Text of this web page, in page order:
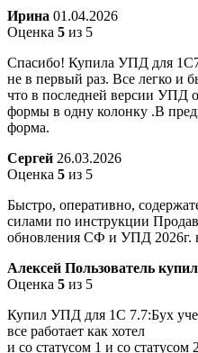
Ирина 01.04.2026
Оценка 5 из 5
Спасибо! Купила УПД для
не в первый раз. Все легко и
что в последней версии УПД
формы в одну колонку .В
форма.
Сергей 26.03.2026
Оценка 5 из 5
Быстро, оперативно,
силами по инструкции
обновления СФ и УПД 2026г.
Алексей Пользователь
Оценка 5 из 5
Купил УПД для 1С 7.7:Бух
все работает как хотел
и со статусом 1 и со статусом 2